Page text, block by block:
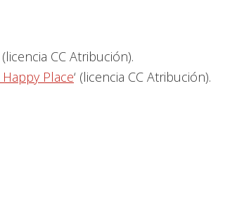
(licencia CC Atribución).
Happy Place‘ (licencia CC Atribución).